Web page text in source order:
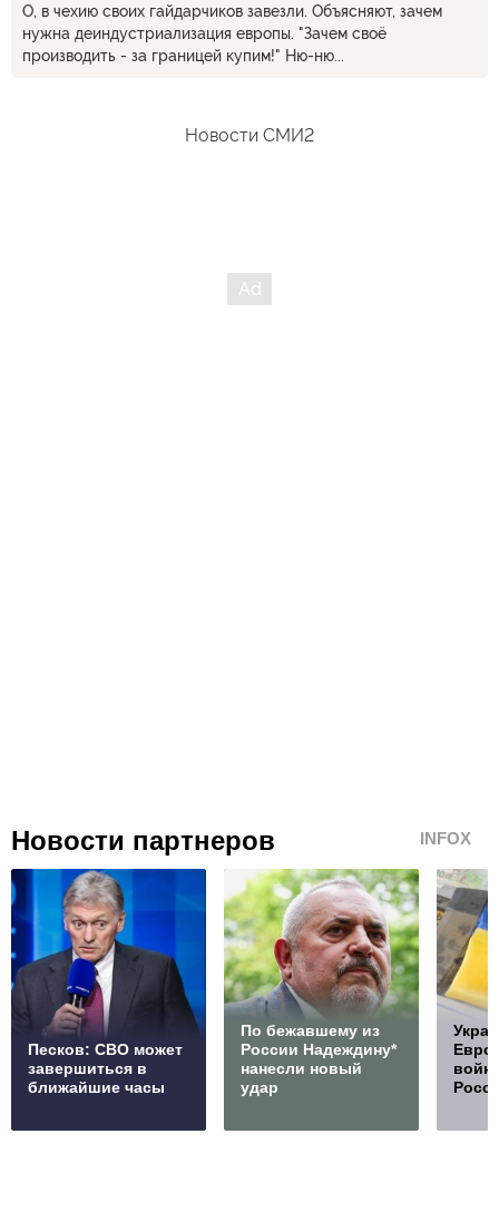
О, в чехию своих гайдарчиков завезли. Объясняют, зачем
нужна деиндустриализация европы. "Зачем своё
производить - за границей купим!" Ню-ню...
Новости СМИ2
Новости партнеров INFOX
Песков: СВО может
завершиться в
ближайшие часы
По бежавшему из
России Надеждину*
нанесли новый
удар